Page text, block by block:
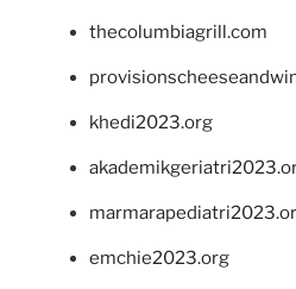
thecolumbiagrill.com
khedi2023.org
emchie2023.org